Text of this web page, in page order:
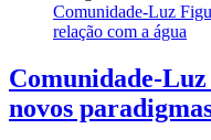
Comunidade-Luz
relação com a água
Comunidade-
novos